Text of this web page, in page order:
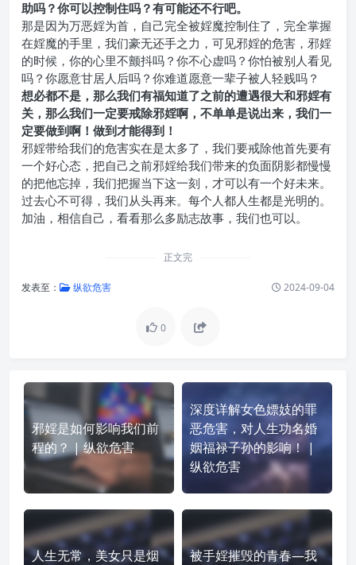
助吗？你可以控制住吗？有可能还不行吧。
那是因为万恶婬为首，自己完全被婬魔控制住了，完全掌握
在婬魔的手里，我们豪无还手之力，可见邪婬的危害，邪婬
的时候，你的心里不颤抖吗？你不心虚吗？你怕被别人看见
吗？你愿意甘居人后吗？你难道愿意一辈子被人轻贱吗？
想必都不是，那么我们有福知道了之前的遭遇很大和邪婬有
关，那么我们一定要戒除邪婬啊，不单单是说出来，我们一
定要做到啊！做到才能得到！
邪婬带给我们的危害实在是太多了，我们要戒除他首先要有
一个好心态，把自己之前邪婬给我们带来的负面阴影都慢慢
的把他忘掉，我们把握当下这一刻，才可以有一个好未来。
过去心不可得，我们从头再来。每个人都人生都是光明的。
加油，相信自己，看看那么多励志故事，我们也可以。
正文完
发表至： 纵欲危害 2024-09-04
0
邪婬是如何影响我们前
程的？ | 纵欲危害
深度详解女色嫖妓的罪
恶危害，对人生功名婚
姻福禄子孙的影响！ |
纵欲危害
人生无常，美女只是烟
被手婬摧毁的青春—我